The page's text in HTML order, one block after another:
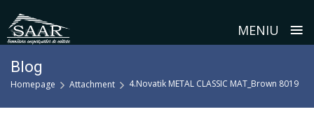
MENIU ≡
content
Blog
Homepage Attachment 4.Novatik METAL CLASSIC MAT_Brown 8019